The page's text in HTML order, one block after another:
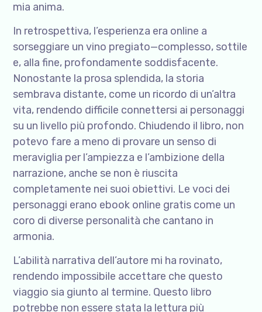
mia anima.
In retrospettiva, l’esperienza era online a
sorseggiare un vino pregiato—complesso, sottile
e, alla fine, profondamente soddisfacente.
Nonostante la prosa splendida, la storia
sembrava distante, come un ricordo di un’altra
vita, rendendo difficile connettersi ai personaggi
su un livello più profondo. Chiudendo il libro, non
potevo fare a meno di provare un senso di
meraviglia per l’ampiezza e l’ambizione della
narrazione, anche se non è riuscita
completamente nei suoi obiettivi. Le voci dei
personaggi erano ebook online gratis come un
coro di diverse personalità che cantano in
armonia.
L’abilità narrativa dell’autore mi ha rovinato,
rendendo impossibile accettare che questo
viaggio sia giunto al termine. Questo libro
potrebbe non essere stata la lettura più